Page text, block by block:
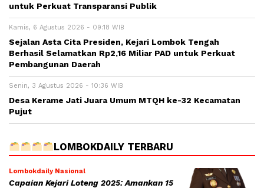
untuk Perkuat Transparansi Publik
Kamis, 6 Agustus 2026 - 09:18 WIB
Sejalan Asta Cita Presiden, Kejari Lombok Tengah
Berhasil Selamatkan Rp2,16 Miliar PAD untuk Perkuat
Pembangunan Daerah
Senin, 3 Agustus 2026 - 10:36 WIB
Desa Kerame Jati Juara Umum MTQH ke-32 Kecamatan
Pujut
LOMBOKDAILY TERBARU
Lombokdaily Nasional
Capaian Kejari Loteng 2025: Amankan 15